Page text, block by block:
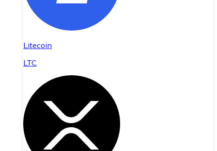
Litecoin
LTC